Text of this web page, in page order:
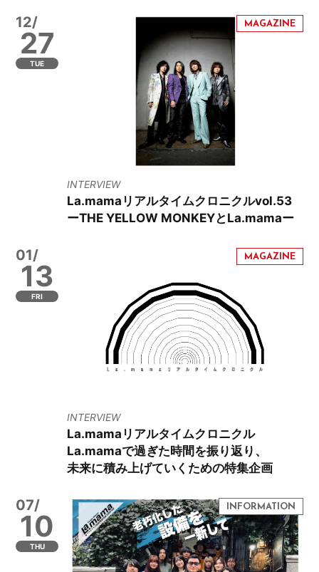
12/
27
TUE
INTERVIEW
La.mamaリアルタイムクロニクルvol.53
ーTHE YELLOW MONKEYとLa.mamaー
01/
13
FRI
INTERVIEW
La.mamaリアルタイムクロニクル
La.mamaで過ぎた時間を振り返り、
未来に積み上げていくための特集企画
07/
10
THU